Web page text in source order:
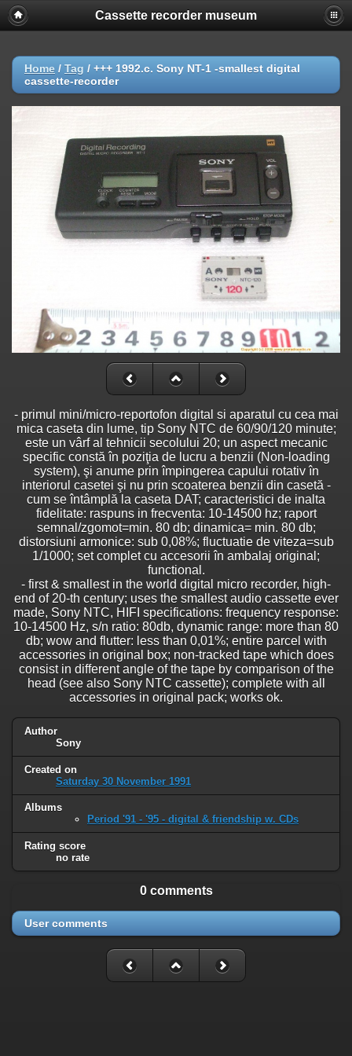
Cassette recorder museum
Home / Tag / +++ 1992.c. Sony NT-1 -smallest digital
cassette-recorder
- primul mini/micro-reportofon digital si aparatul cu cea mai
mica caseta din lume, tip Sony NTC de 60/90/120 minute;
este un vârf al tehnicii secolului 20; un aspect mecanic
specific constă în poziţia de lucru a benzii (Non-loading
system), şi anume prin împingerea capului rotativ în
interiorul casetei şi nu prin scoaterea benzii din casetă -
cum se întâmplă la caseta DAT; caracteristici de inalta
fidelitate: raspuns in frecventa: 10-14500 hz; raport
semnal/zgomot=min. 80 db; dinamica= min. 80 db;
distorsiuni armonice: sub 0,08%; fluctuatie de viteza=sub
1/1000; set complet cu accesorii în ambalaj original;
functional.
- first & smallest in the world digital micro recorder, high-
end of 20-th century; uses the smallest audio cassette ever
made, Sony NTC, HIFI specifications: frequency response:
10-14500 Hz, s/n ratio: 80db, dynamic range: more than 80
db; wow and flutter: less than 0,01%; entire parcel with
accessories in original box; non-tracked tape which does
consist in different angle of the tape by comparison of the
head (see also Sony NTC cassette); complete with all
accessories in original pack; works ok.
Author
Sony
Created on
Saturday 30 November 1991
Albums
Period '91 - '95 - digital & friendship w. CDs
Rating score
no rate
0 comments
User comments